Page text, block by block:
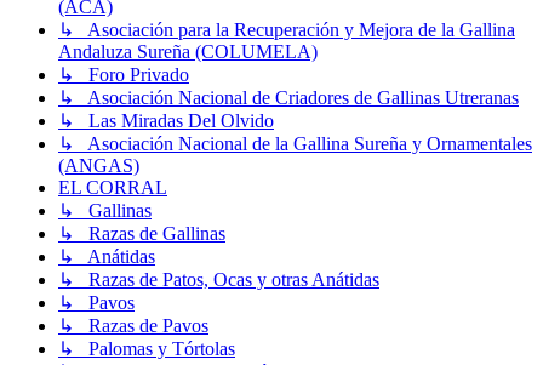
(ACA)
↳ Asociación para la Recuperación y Mejora de la Gallina
Andaluza Sureña (COLUMELA)
↳ Foro Privado
↳ Asociación Nacional de Criadores de Gallinas Utreranas
↳ Las Miradas Del Olvido
↳ Asociación Nacional de la Gallina Sureña y Ornamentales
(ANGAS)
EL CORRAL
↳ Gallinas
↳ Razas de Gallinas
↳ Anátidas
↳ Razas de Patos, Ocas y otras Anátidas
↳ Pavos
↳ Razas de Pavos
↳ Palomas y Tórtolas